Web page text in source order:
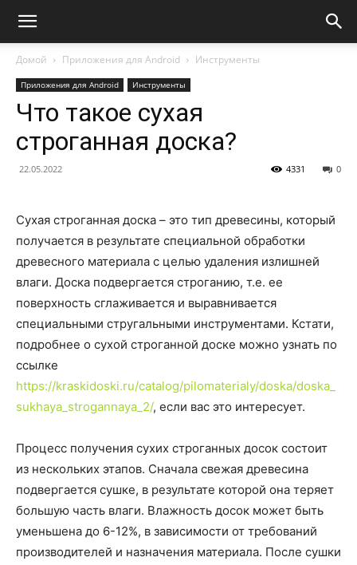
Домой Приложения для Android Инструменты
Приложения для Android Инструменты
Что такое сухая
строганная доска?
22.05.2022 0
4331
Сухая строганная доска – это тип древесины, который
получается в результате специальной обработки
древесного материала с целью удаления излишней
влаги. Доска подвергается строганию, т.е. ее
поверхность сглаживается и выравнивается
специальными стругальными инструментами. Кстати,
подробнее о сухой строганной доске можно узнать по
ссылке
https://kraskidoski.ru/catalog/pilomaterialy/doska/doska_
sukhaya_strogannaya_2/, если вас это интересует.
Процесс получения сухих строганных досок состоит
из нескольких этапов. Сначала свежая древесина
подвергается сушке, в результате которой она теряет
большую часть влаги. Влажность досок может быть
уменьшена до 6-12%, в зависимости от требований
производителей и назначения материала. После сушки